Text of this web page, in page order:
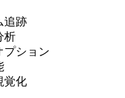
追跡
析
プション
覚化